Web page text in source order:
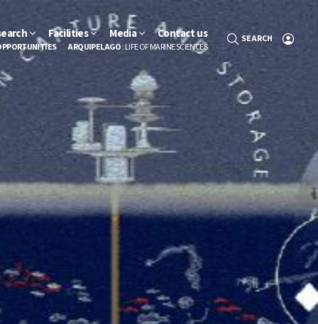
Facilities Media Contact us
ARQUIPELAGO: LIFE OF MARINE SCIENCES
SEARCH